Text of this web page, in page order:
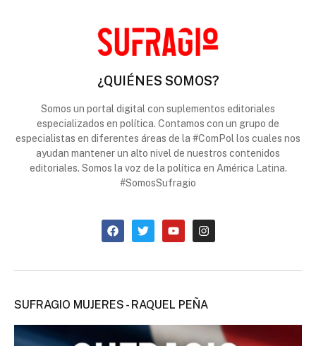
¿QUIÉNES SOMOS?
Somos un portal digital con suplementos editoriales
especializados en política. Contamos con un grupo de
especialistas en diferentes áreas de la #ComPol los cuales nos
ayudan mantener un alto nivel de nuestros contenidos
editoriales. Somos la voz de la política en América Latina.
#SomosSufragio
SUFRAGIO MUJERES - RAQUEL PEÑA